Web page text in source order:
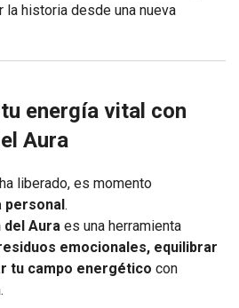
historia desde una nueva
energía vital con
Aura
liberado, es momento
personal.
del Aura es una herramienta
emocionales, equilibrar
tu campo energético con